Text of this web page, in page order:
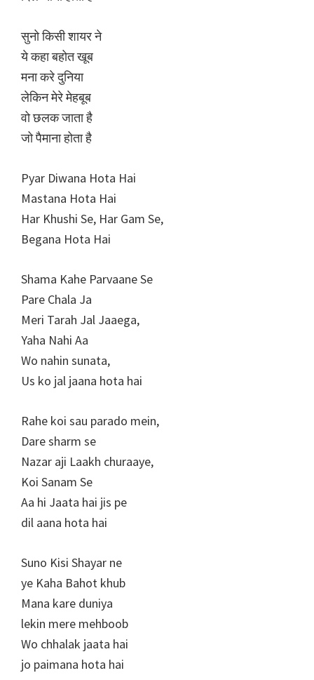
सुनो किसी शायर ने
ये कहा बहोत खूब
मना करे दुनिया
लेकिन मेरे मेहबूब
वो छलक जाता है
जो पैमाना होता है
Pyar Diwana Hota Hai
Mastana Hota Hai
Har Khushi Se, Har Gam Se,
Begana Hota Hai
Shama Kahe Parvaane Se
Pare Chala Ja
Meri Tarah Jal Jaaega,
Yaha Nahi Aa
Wo nahin sunata,
Us ko jal jaana hota hai
Rahe koi sau parado mein,
Dare sharm se
Nazar aji Laakh churaaye,
Koi Sanam Se
Aa hi Jaata hai jis pe
dil aana hota hai
Suno Kisi Shayar ne
ye Kaha Bahot khub
Mana kare duniya
lekin mere mehboob
Wo chhalak jaata hai
jo paimana hota hai